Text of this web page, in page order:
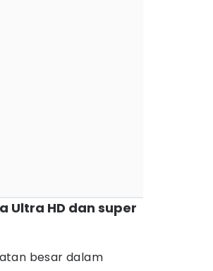
Ultra HD dan super
besar dalam